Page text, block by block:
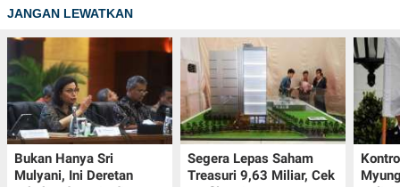
JANGAN LEWATKAN
Bukan Hanya Sri
Mulyani, Ini Deretan
Segera Lepas Saham
Treasuri 9,63 Miliar, Cek